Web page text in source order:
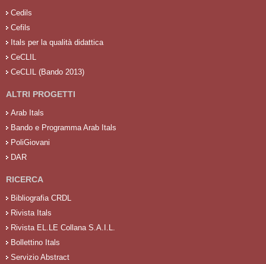
Cedils
Cefils
Itals per la qualità didattica
CeCLIL
CeCLIL (Bando 2013)
ALTRI PROGETTI
Arab Itals
Bando e Programma Arab Itals
PoliGiovani
DAR
RICERCA
Bibliografia CRDL
Rivista Itals
Rivista EL.LE Collana S.A.I.L.
Bollettino Itals
Servizio Abstract